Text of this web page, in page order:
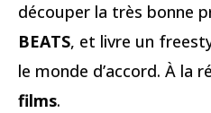
découper la très bonne
BEATS, et livre un
le monde d’accord. À la
films.